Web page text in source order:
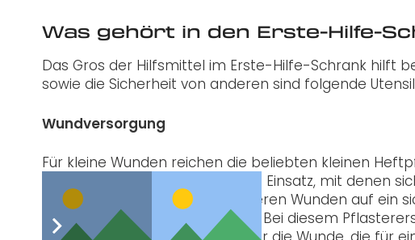
Was gehört in den Erste-Hilfe-
Das Gros der Hilfsmittel im Erste-Hilfe-Schrank hilft
sowie die Sicherheit von anderen sind folgende
Wundversorgung
Für kleine Wunden reichen die beliebten kleinen
andere Desinfektionsmittel zum Einsatz, mit denen
ausspülen lassen. Wer bei kleineren Wunden auf
zu einem Sprühpflaster greifen. Bei diesem